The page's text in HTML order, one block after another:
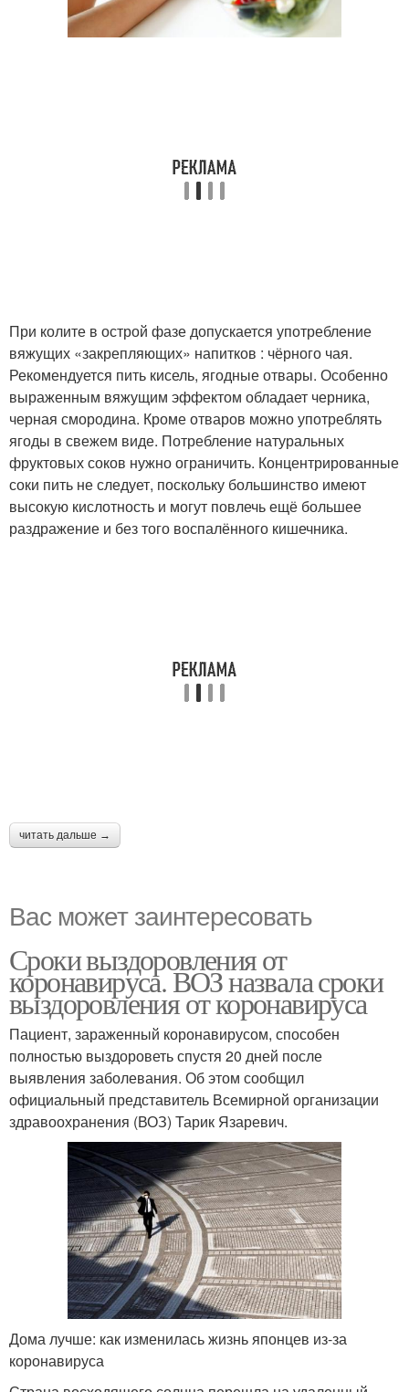
При колите в острой фазе допускается употребление
вяжущих «закрепляющих» напитков : чёрного чая.
Рекомендуется пить кисель, ягодные отвары. Особенно
выраженным вяжущим эффектом обладает черника,
черная смородина. Кроме отваров можно употреблять
ягоды в свежем виде. Потребление натуральных
фруктовых соков нужно ограничить. Концентрированные
соки пить не следует, поскольку большинство имеют
высокую кислотность и могут повлечь ещё большее
раздражение и без того воспалённого кишечника.
читать дальше →
Вас может заинтересовать
Сроки выздоровления от
коронавируса. ВОЗ назвала сроки
выздоровления от коронавируса
Пациент, зараженный коронавирусом, способен
полностью выздороветь спустя 20 дней после
выявления заболевания. Об этом сообщил
официальный представитель Всемирной организации
здравоохранения (ВОЗ) Тарик Язаревич.
Дома лучше: как изменилась жизнь японцев из-за
коронавируса